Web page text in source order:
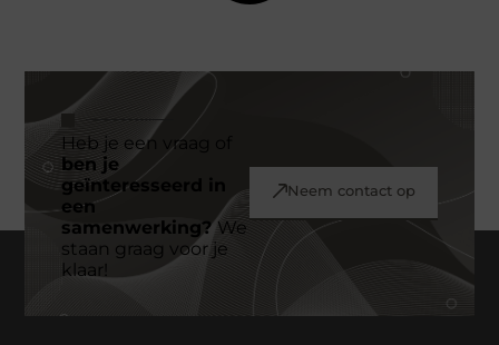
Heb je een vraag of
ben je
geïnteresseerd in
een
samenwerking?We
staan graag voor je
klaar!
Neem contact op